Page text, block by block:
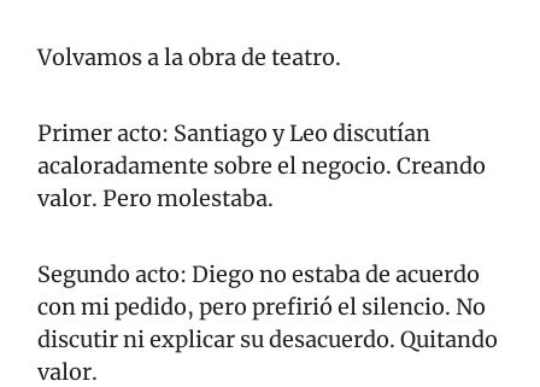
Volvamos a la obra de teatro.
Primer acto: Santiago y Leo discutían
acaloradamente sobre el negocio. Creando
valor. Pero molestaba.
Segundo acto: Diego no estaba de acuerdo
con mi pedido, pero prefirió el silencio. No
discutir ni explicar su desacuerdo. Quitando
valor.